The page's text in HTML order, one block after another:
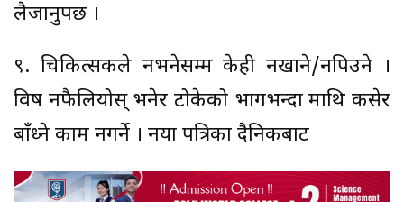
लैजानुपर्छ ।
९. चिकित्सकले नभनेसम्म केही नखाने/नपिउने ।
विष नफैलियोस् भनेर टोकेको भागभन्दा माथि कसेर
बाँध्ने काम नगर्ने । नया पत्रिका दैनिकबाट